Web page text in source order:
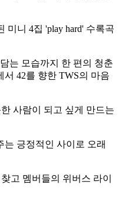
니 4집 'play hard' 수록곡
는 모습까지 한 편의 청춘
42를 향한 TWS의 마음
사람이 되고 싶게 만드는
긍정적인 사이로 오래
고 멤버들의 위버스 라이